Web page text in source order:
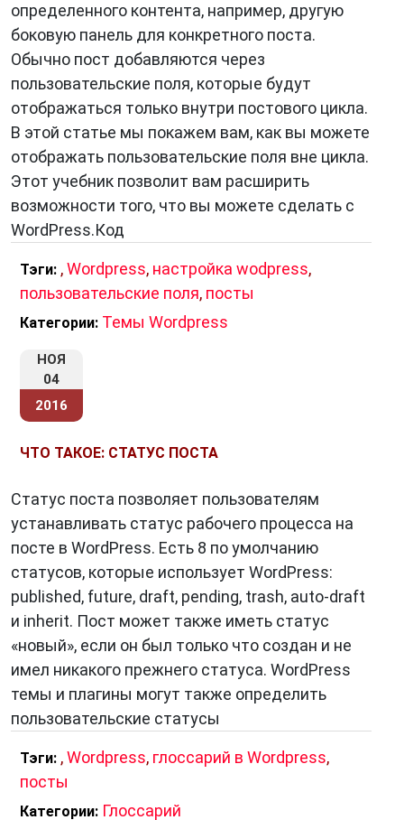
определенного контента, например, другую
боковую панель для конкретного поста.
Обычно пост добавляются через
пользовательские поля, которые будут
отображаться только внутри постового цикла.
В этой статье мы покажем вам, как вы можете
отображать пользовательские поля вне цикла.
Этот учебник позволит вам расширить
возможности того, что вы можете сделать с
WordPress.Код
Тэги: ,Wordpress, настройка wodpress,
пользовательские поля, посты
Категории: Темы Wordpress
НОЯ
04
2016
ЧТО ТАКОЕ: СТАТУС ПОСТА
Статус поста позволяет пользователям
устанавливать статус рабочего процесса на
посте в WordPress. Есть 8 по умолчанию
статусов, которые использует WordPress:
published, future, draft, pending, trash, auto-draft
и inherit. Пост может также иметь статус
«новый», если он был только что создан и не
имел никакого прежнего статуса. WordPress
темы и плагины могут также определить
пользовательские статусы
Тэги: ,Wordpress, глоссарий в Wordpress,
посты
Категории: Глоссарий